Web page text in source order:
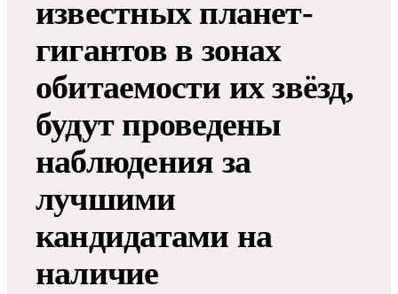
известных планет-
гигантов в зонах
обитаемости их звёзд,
будут проведены
наблюдения за
лучшими
кандидатами на
наличие